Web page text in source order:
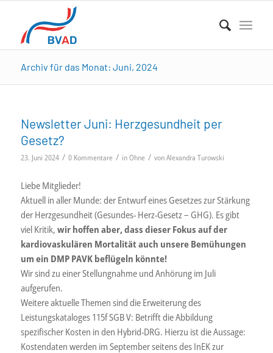
Archiv für das Monat: Juni, 2024
Newsletter Juni: Herzgesundheit per
Gesetz?
23. Juni 2024 / 0 Kommentare / inOhne / vonAlexandra Turowski
Liebe Mitglieder!
Aktuell in aller Munde: der Entwurf eines Gesetzes zur Stärkung
der Herzgesundheit (Gesundes- Herz-Gesetz – GHG). Es gibt
viel Kritik, wir hoffen aber, dass dieser Fokus auf der
kardiovaskulären Mortalität auch unsere Bemühungen
um ein DMP PAVK beflügeln könnte!
Wir sind zu einer Stellungnahme und Anhörung im Juli
aufgerufen.
Weitere aktuelle Themen sind die Erweiterung des
Leistungskataloges 115f SGB V: Betrifft die Abbildung
spezifischer Kosten in den Hybrid-DRG. Hierzu ist die Aussage:
Kostendaten werden im September seitens des InEK zur